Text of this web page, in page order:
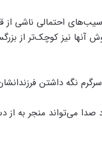
احتمالی ناشی
آنها نیز کوچک‌تر از
نگه داشتن
می‌تواند منجر به از